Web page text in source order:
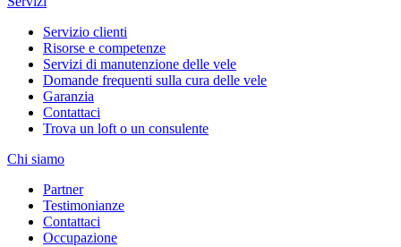
Servizio clienti
Risorse e competenze
Servizi di manutenzione delle vele
Domande frequenti sulla cura delle vele
Garanzia
Contattaci
Trova un loft o un consulente
Chi siamo
Partner
Testimonianze
Contattaci
Occupazione